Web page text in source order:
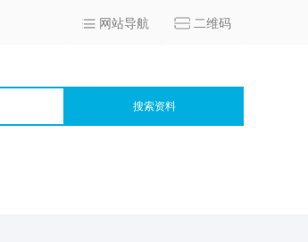
网站导航 二维码
搜索资料